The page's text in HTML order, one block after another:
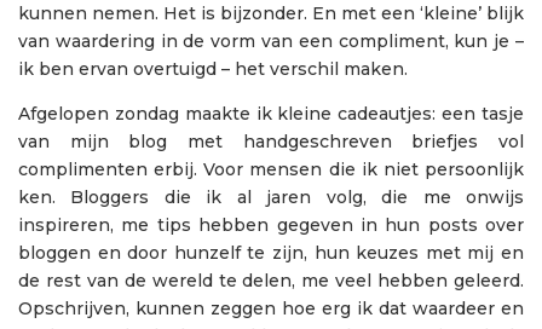
kunnen nemen. Het is bijzonder. En met een ‘kleine’ blijk
van waardering in de vorm van een compliment, kun je –
ik ben ervan overtuigd – het verschil maken.
Afgelopen zondag maakte ik kleine cadeautjes: een tasje
van mijn blog met handgeschreven briefjes vol
complimenten erbij. Voor mensen die ik niet persoonlijk
ken. Bloggers die ik al jaren volg, die me onwijs
inspireren, me tips hebben gegeven in hun posts over
bloggen en door hunzelf te zijn, hun keuzes met mij en
de rest van de wereld te delen, me veel hebben geleerd.
Opschrijven, kunnen zeggen hoe erg ik dat waardeer en